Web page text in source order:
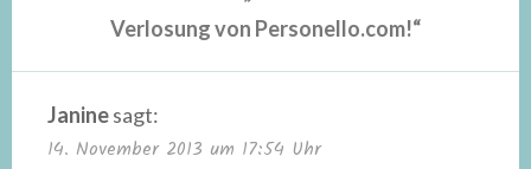
Verlosung von Personello.com!“
Janinesagt:
14. November 2013 um 17:54 Uhr